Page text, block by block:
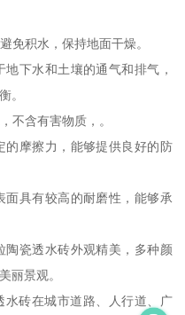
免积水，保持地面干燥。
下水和土壤的通气和排气，
。
不含有害物质，。
的摩擦力，能够提供良好的防
面具有较高的耐磨性，能够承
陶瓷透水砖外观精美，多种颜
丽景观。
砖在城市道路、人行道、广